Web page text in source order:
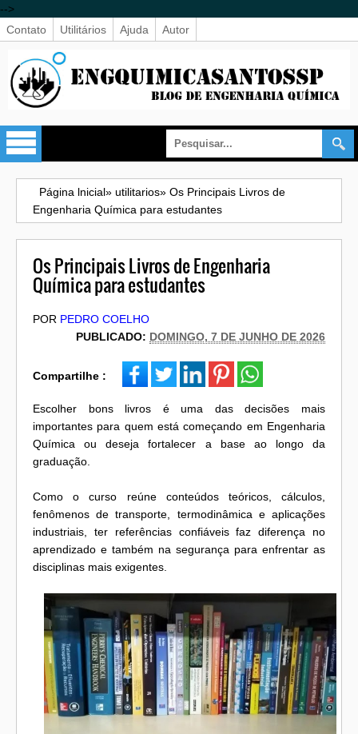
-->
Contato
Utilitários Ajuda Autor
Página lnicial» utilitarios» Os Principais Livros de
Engenharia Química para estudantes
Os Principais Livros de Engenharia
Química para estudantes
POR PEDRO COELHO
PUBLICADO: DOMINGO, 7 DE JUNHO DE 2026
Compartilhe :
Escolher bons livros é uma das decisões mais
importantes para quem está começando em Engenharia
Química ou deseja fortalecer a base ao longo da
graduação.
Como o curso reúne conteúdos teóricos, cálculos,
fenômenos de transporte, termodinâmica e aplicações
industriais, ter referências confiáveis faz diferença no
aprendizado e também na segurança para enfrentar as
disciplinas mais exigentes.